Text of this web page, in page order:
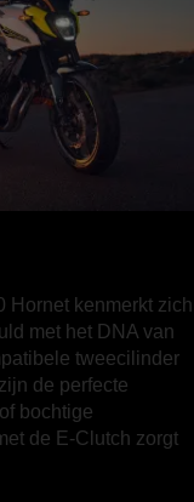
Hornet kenmerkt zich
met het DNA van
tweecilinder
de perfecte
bochtige
de E-Clutch zorgt